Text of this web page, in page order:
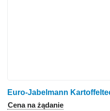
Cena na żądanie